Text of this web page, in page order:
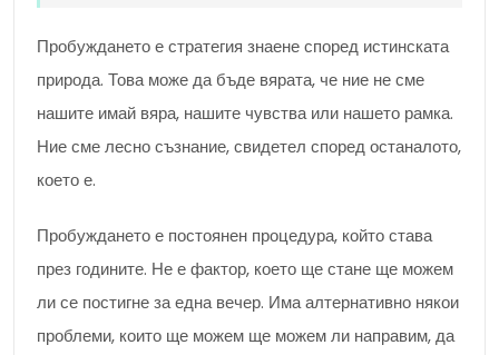
Пробуждането е стратегия знаене според истинската
природа. Това може да бъде вярата, че ние не сме
нашите имай вяра, нашите чувства или нашето рамка.
Ние сме лесно съзнание, свидетел според останалото,
което е.
Пробуждането е постоянен процедура, който става
през годините. Не е фактор, което ще стане ще можем
ли се постигне за една вечер. Има алтернативно някои
проблеми, които ще можем ще можем ли направим, да